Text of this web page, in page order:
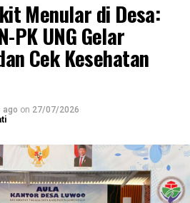
Menular di Desa:
PK UNG Gelar
Cek Kesehatan
ago on 27/07/2026